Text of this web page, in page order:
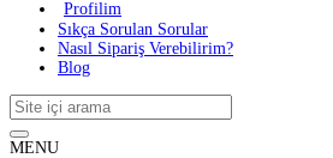
Profilim
Sıkça Sorulan Sorular
Nasıl Sipariş Verebilirim?
Blog
MENU